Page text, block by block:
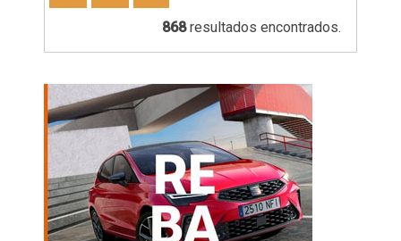
868resultados encontrados.